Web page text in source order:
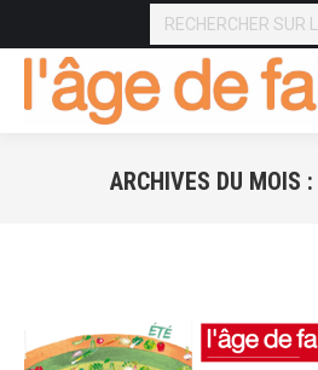
RECHERCHE
ARCHIVES DU MOIS :